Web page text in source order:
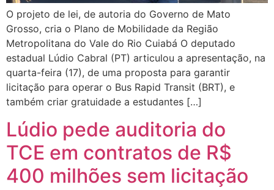
O projeto de lei, de autoria do Governo de Mato
Grosso, cria o Plano de Mobilidade da Região
Metropolitana do Vale do Rio Cuiabá O deputado
estadual Lúdio Cabral (PT) articulou a apresentação, na
quarta-feira (17), de uma proposta para garantir
licitação para operar o Bus Rapid Transit (BRT), e
também criar gratuidade a estudantes […]
Lúdio pede auditoria do
TCE em contratos de R$
400 milhões sem licitação